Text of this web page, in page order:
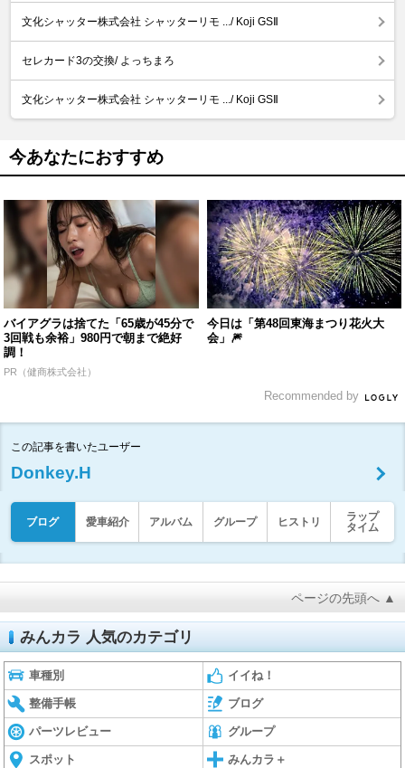
文化シャッター株式会社 シャッターリモ .../ Koji GSⅡ
セレカード3の交換/ よっちまろ
文化シャッター株式会社 シャッターリモ .../ Koji GSⅡ
今あなたにおすすめ
バイアグラは捨てた「65歳が45分で
3回戦も余裕」980円で朝まで絶好
調！
PR（健商株式会社）
今日は「第48回東海まつり花火大
会」🎆
Recommended by
この記事を書いたユーザー
Donkey.H
ブログ 愛車紹介 アルバム グループ ヒストリ
ラップ
タイム
ページの先頭へ ▲
みんカラ 人気のカテゴリ
車種別 イイね！
整備手帳 ブログ
パーツレビュー グループ
スポット みんカラ＋